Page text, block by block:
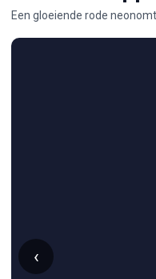
Een gloeiende rode
‹